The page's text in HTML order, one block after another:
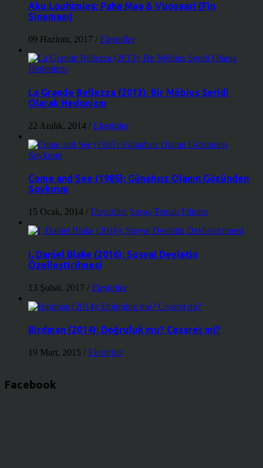
Aku Louhimies: Paha Maa & Vuosaari (Fin
Sineması)
09 Haziran, 2017 / Eleştiriler
La Grande Bellezza (2013): Bir Möbius Şeridi
Olarak Hedonizm
22 Aralık, 2014 / Eleştiriler
Come and See (1985): Günahsız Olanın Gözünden
Soykırım
15 Ocak, 2014 / Eleştiriler, Savaş Temalı Filmler
I, Daniel Blake (2016): Sosyal Devletin
Özelleştirilmesi
13 Şubat, 2017 / Eleştiriler
Birdman (2014): Doğruluk mu? Cesaret mi?
19 Mart, 2015 / Eleştiriler
Facebook